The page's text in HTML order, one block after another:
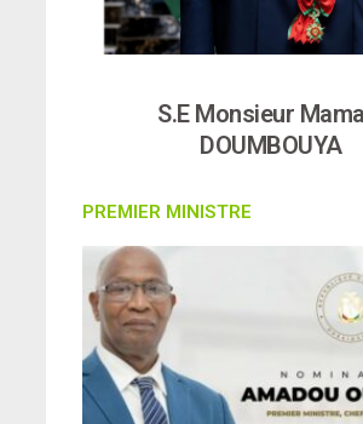
S.E Monsieur
DOUMBOUYA
PREMIER MINISTRE